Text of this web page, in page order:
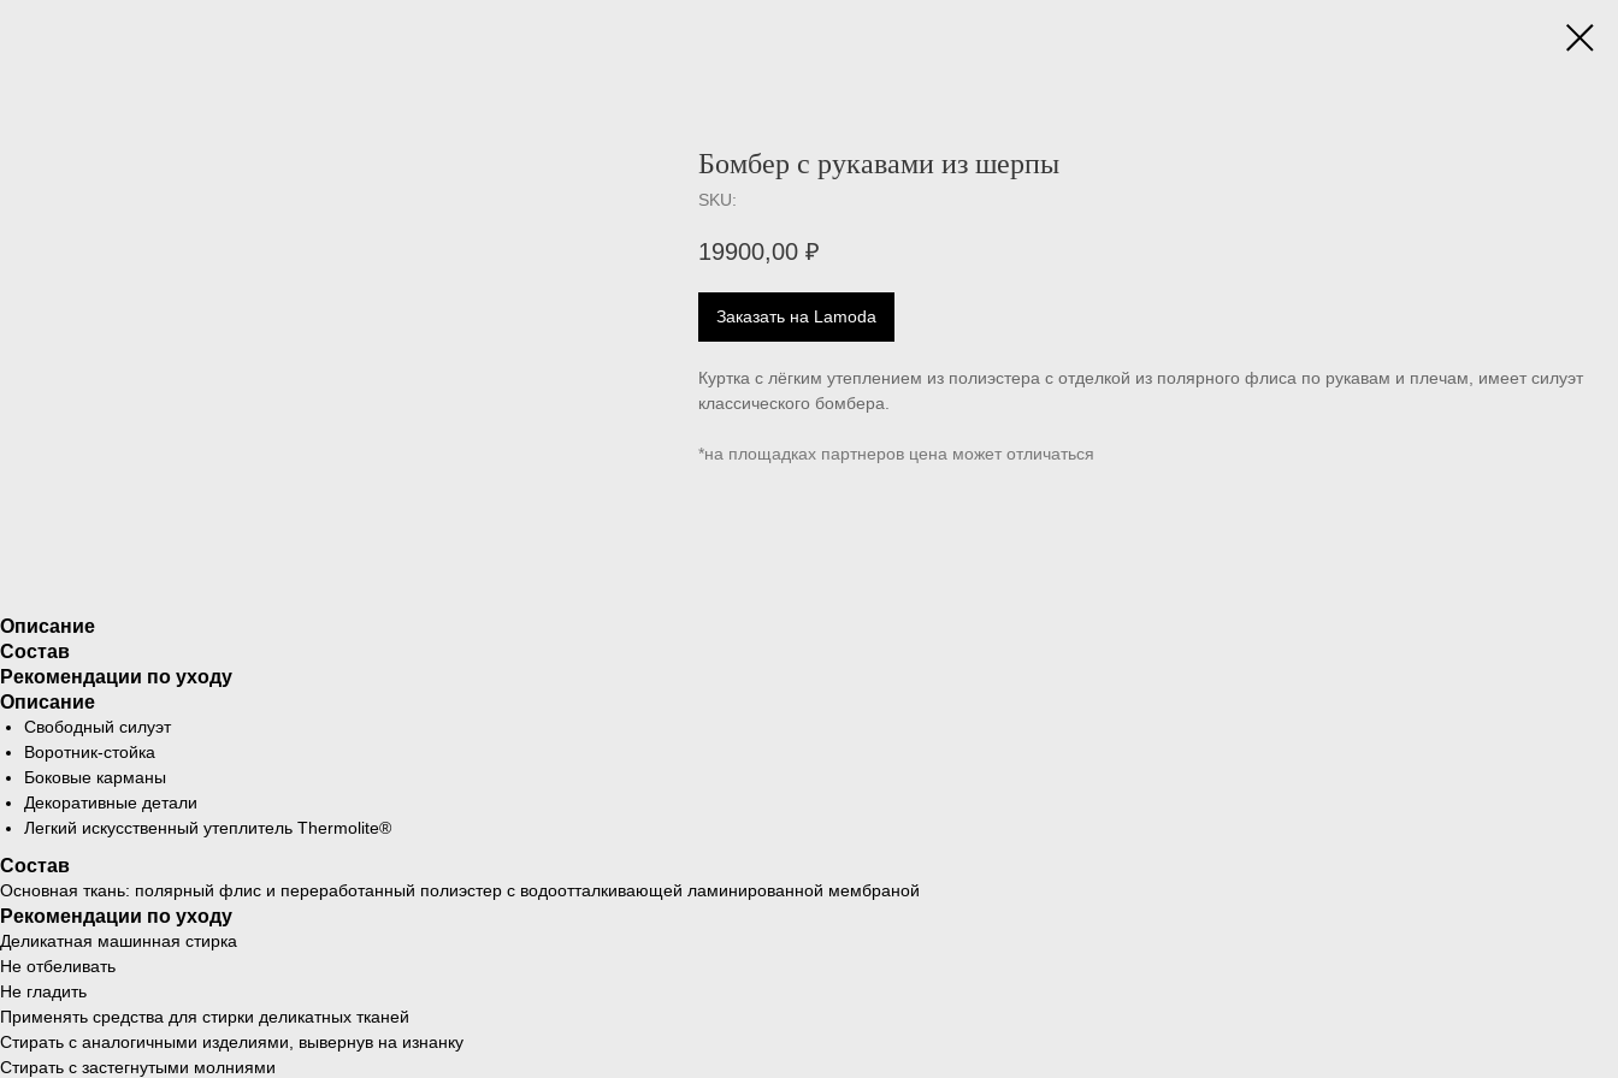
Бомбер с рукавами из шерпы
SKU:
19900,00 ₽
Заказать на Lamoda
Куртка с лёгким утеплением из полиэстера с отделкой из полярного флиса по рукавам и плечам, имеет силуэт
классического бомбера.
*на площадках партнеров цена может отличаться
Описание
Состав
Рекомендации по уходу
Описание
Свободный силуэт
Воротник-стойка
Боковые карманы
Декоративные детали
Легкий искусственный утеплитель Thermolite®
Состав
Основная ткань: полярный флис и переработанный полиэстер с водоотталкивающей ламинированной мембраной
Рекомендации по уходу
Деликатная машинная стирка
Не отбеливать
Не гладить
Применять средства для стирки деликатных тканей
Стирать с аналогичными изделиями, вывернув на изнанку
Стирать с застегнутыми молниями